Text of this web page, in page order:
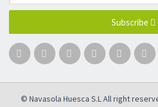
Subscribe
© Navasola Huesca S.L All right